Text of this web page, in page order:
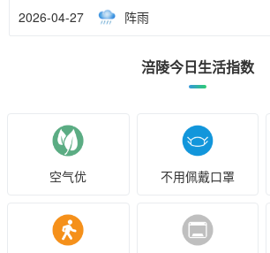
2026-04-27 阵雨
涪陵今日生活指数
空气优 不用佩戴口罩